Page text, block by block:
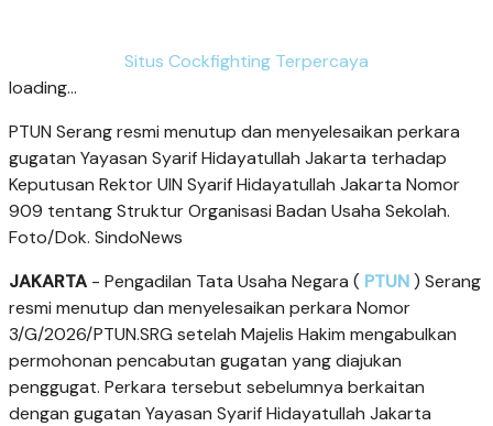
Situs Cockfighting Terpercaya
loading...
PTUN Serang resmi menutup dan menyelesaikan perkara
gugatan Yayasan Syarif Hidayatullah Jakarta terhadap
Keputusan Rektor UIN Syarif Hidayatullah Jakarta Nomor
909 tentang Struktur Organisasi Badan Usaha Sekolah.
Foto/Dok. SindoNews
JAKARTA - Pengadilan Tata Usaha Negara ( PTUN) Serang
resmi menutup dan menyelesaikan perkara Nomor
3/G/2026/PTUN.SRG setelah Majelis Hakim mengabulkan
permohonan pencabutan gugatan yang diajukan
penggugat. Perkara tersebut sebelumnya berkaitan
dengan gugatan Yayasan Syarif Hidayatullah Jakarta